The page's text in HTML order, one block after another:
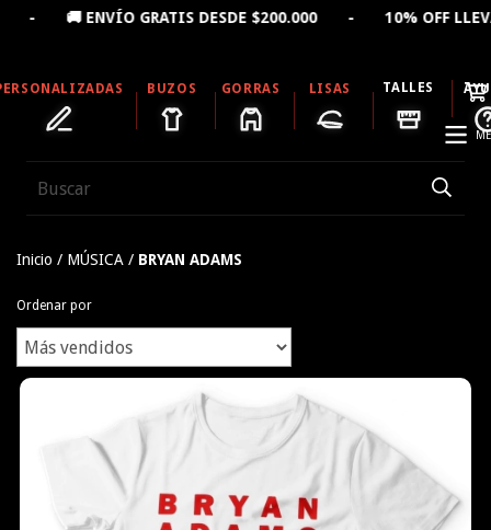
DESDE $200.000 - 10% OFF LLEVANDO 2
BUZOS GORRAS LISAS TALLES
Inicio / MÚSICA / BRYAN ADAMS
Ordenar por